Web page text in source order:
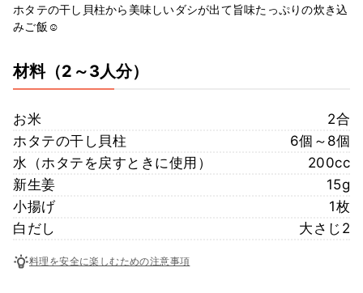
ホタテの干し貝柱から美味しいダシが出て旨味たっぷりの炊き込
みご飯☺
材料（2～3人分）
お米
2合
ホタテの干し貝柱
6個～8個
水（ホタテを戻すときに使用）
200cc
新生姜
15g
小揚げ
1枚
白だし
大さじ2
料理を安全に楽しむための注意事項